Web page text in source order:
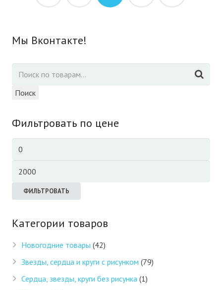
Мы Вконтакте!
Поиск
Фильтровать по цене
цена
цена
ФИЛЬТРОВАТЬ
Категории товаров
Новогодние товары (42)
Звезды, сердца и круги с рисунком (79)
Сердца, звезды, круги без рисунка (1)